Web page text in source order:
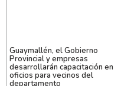
Guaymallén, el Gobierno
Provincial y empresas
desarrollarán capacitación en
oficios para vecinos del
departamento